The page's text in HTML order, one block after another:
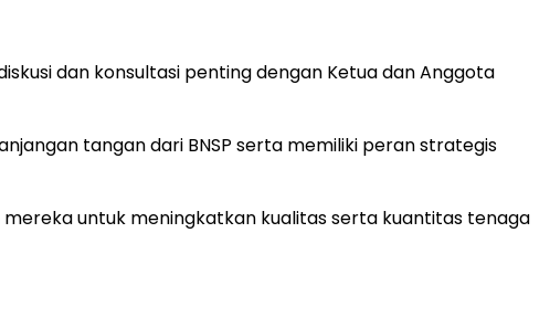
dan konsultasi penting dengan Ketua dan Anggota
tangan dari BNSP serta memiliki peran strategis
mereka untuk meningkatkan kualitas serta kuantitas tenaga